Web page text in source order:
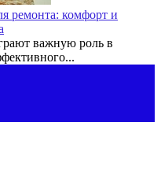
ремонта: комфорт и
важную роль в